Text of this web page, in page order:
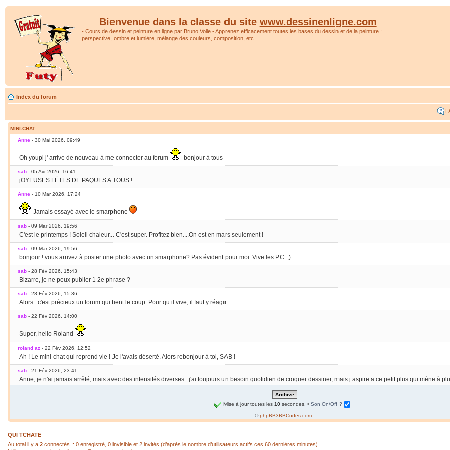
Bienvenue dans la classe du site www.dessinenligne.com
- Cours de dessin et peinture en ligne par Bruno Volle - Apprenez efficacement toutes les bases du dessin et de la peinture :
perspective, ombre et lumière, mélange des couleurs, composition, etc.
Index du forum
MINI-CHAT
Anne - 30 Mai 2026, 09:49
Oh youpi j' arrive de nouveau à me connecter au forum bonjour à tous
sab - 05 Avr 2026, 16:41
jOYEUSES FËTES DE PAQUES A TOUS !
Anne - 10 Mar 2026, 17:24
Jamais essayé avec le smarphone
sab - 09 Mar 2026, 19:56
C'est le printemps ! Soleil chaleur... C'est super. Profitez bien....On est en mars seulement !
sab - 09 Mar 2026, 19:56
bonjour ! vous arrivez à poster une photo avec un smarphone? Pas évident pour moi. Vive les P.C. ;).
sab - 28 Fév 2026, 15:43
Bizarre, je ne peux publier 1 2e phrase ?
sab - 28 Fév 2026, 15:36
Alors...c'est précieux un forum qui tient le coup. Pour qu il vive, il faut y réagir...
sab - 22 Fév 2026, 14:00
Super, hello Roland
roland az - 22 Fév 2026, 12:52
Ah ! Le mini-chat qui reprend vie ! Je l'avais déserté. Alors rebonjour à toi, SAB !
sab - 21 Fév 2026, 23:41
Anne, je n'ai jamais arrêté, mais avec des intensités diverses...j'ai toujours un besoin quotidien de croquer dessiner, mais j aspire a ce petit plus qui mène à
sab- 20 Fév 2026, 22:44
HELLO Bruno, ça me fait plaisir de reprendre contact. Pas mal d'années passent, mais les contacts, les bientfaits reçus il y a longtemps restent pour toujours !
Mise à jour toutes les10 secondes. •Son On/Off ?
©phpBB3BBCodes.com
QUI TCHATE
Au total il y a 2 connectés :: 0 enregistré, 0 invisible et 2 invités (d’après le nombre d’utilisateurs actifs ces 60 dernières minutes)